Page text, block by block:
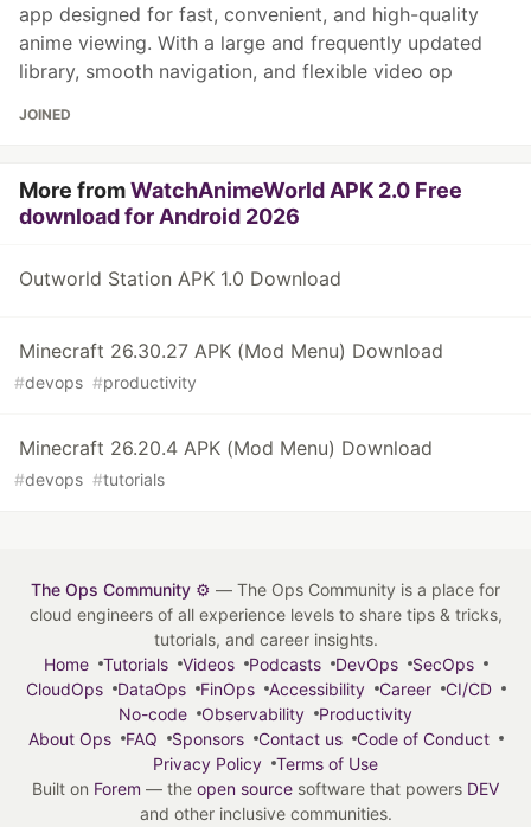
app designed for fast, convenient, and high-quality
anime viewing. With a large and frequently updated
library, smooth navigation, and flexible video op
JOINED
More fromWatchAnimeWorld APK 2.0 Free
download for Android 2026
Outworld Station APK 1.0 Download
Minecraft 26.30.27 APK (Mod Menu) Download
#devops #productivity
Minecraft 26.20.4 APK (Mod Menu) Download
#devops #tutorials
The Ops Community ⚙️ — The Ops Community is a place for
cloud engineers of all experience levels to share tips & tricks,
tutorials, and career insights.
Home
Tutorials Videos Podcasts DevOps
SecOps
CloudOps
DataOps FinOps Accessibility Career
CI/CD
No-code
Observability
Productivity
About Ops
FAQ Sponsors Contact us
Code of Conduct
Privacy Policy
Terms of Use
Built on Forem — the open source software that powers DEV
and other inclusive communities.